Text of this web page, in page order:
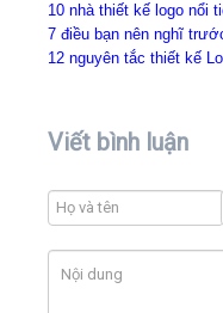
10 nhà thiết kế logo nổi
7 điều bạn nên nghĩ
12 nguyên tắc thiết kế
Viết bình luận